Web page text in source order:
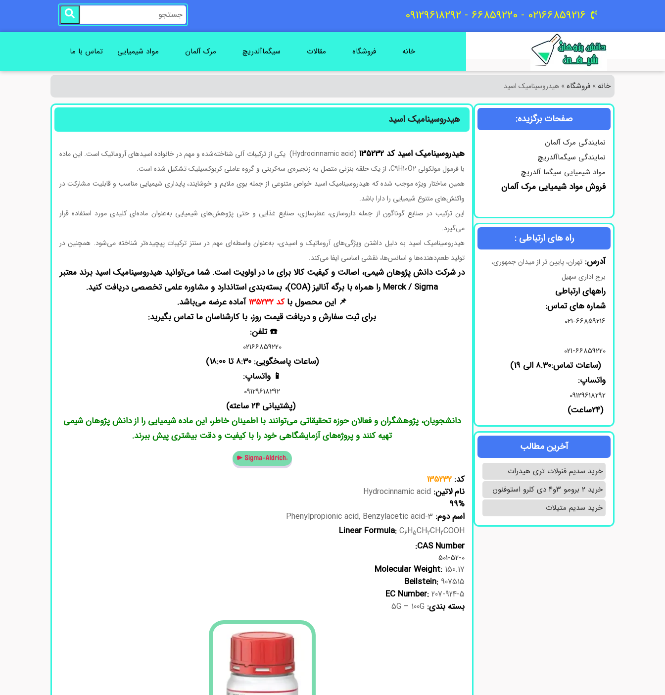
02166859216 - 66859220 - 09129618292
خانه فروشگاه مقالات سیگماآلدریچ مرک آلمان مواد شیمیایی تماس با ما
خانه » فروشگاه» هیدروسینامیک اسید
صفحات برگزیده:
نمایندگی مرک آلمان
نمایندگی سیگماآلدریچ
مواد شیمیایی سیگما آلدریچ
فروش مواد شیمیایی مرک آلمان
راه های ارتباطی :
آدرس: تهران، پایین تر از میدان جمهوری،
برج اداری سهیل
راههای ارتباطی
شماره های تماس:
021-66859216
021-66859220
(ساعات تماس:8.30 الی 19)
واتساپ:
09129618292
(24ساعت)
آخرین مطالب
خرید سدیم فنولات تری هیدرات
خرید ۲ برومو ۳و۴ دی‌ کلرو استوفنون
خرید سدیم متیلات
هیدروسینامیک اسید
هیدروسینامیک اسید کد 135232
(Hydrocinnamic acid) یکی از ترکیبات آلی شناخته‌شده و مهم در خانواده اسیدهای آروماتیک است. این ماده
با فرمول مولکولی C9H10O2، از یک حلقه بنزنی متصل به زنجیره‌ی سه‌کربنی و گروه عاملی کربوکسیلیک تشکیل شده است.
همین ساختار ویژه موجب شده که هیدروسینامیک اسید خواص متنوعی از جمله بوی ملایم و خوشایند، پایداری شیمیایی مناسب و قابلیت مشارکت در
واکنش‌های متنوع شیمیایی را دارا باشد.
این ترکیب در صنایع گوناگون از جمله داروسازی، عطرسازی، صنایع غذایی و حتی پژوهش‌های شیمیایی به‌عنوان ماده‌ای کلیدی مورد استفاده قرار
می‌گیرد.
هیدروسینامیک اسید به دلیل داشتن ویژگی‌های آروماتیک و اسیدی، به‌عنوان واسطه‌ای مهم در سنتز ترکیبات پیچیده‌تر شناخته می‌شود. همچنین در
تولید طعم‌دهنده‌ها و اسانس‌ها، نقشی اساسی ایفا می‌کند.
در شرکت دانش پژوهان شیمی، اصالت و کیفیت کالا برای ما در اولویت است. شما می‌توانید هیدروسینامیک اسید برند معتبر
Merck / Sigma را همراه با برگه آنالیز (COA)، بسته‌بندی استاندارد و مشاوره علمی تخصصی دریافت کنید.
📌 این محصول باکد 135232
آماده عرضه می‌باشد.
برای ثبت سفارش و دریافت قیمت روز، با کارشناسان ما تماس بگیرید:
☎️ تلفن:
02166859220
(ساعات پاسخگویی: 8:30 تا 18:00)
📱 واتساپ:
09129618292
(پشتیبانی 24 ساعته)
دانشجویان، پژوهشگران و فعالان حوزه تحقیقاتی می‌توانند با اطمینان خاطر، این ماده شیمیایی را از دانش پژوهان شیمی
تهیه کنند و پروژه‌های آزمایشگاهی خود را با کیفیت و دقت بیشتری پیش ببرند.
کد: 135232
نام لاتین:
99%
اسم دوم:
Linear Formula: C6H5CH2CH2COOH
CAS Number:
501-52-0
Molecular Weight: 150.17
Beilstein: 907515
EC Number: 207-924-5
بسته بندی: